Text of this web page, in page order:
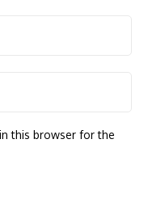
this browser for the